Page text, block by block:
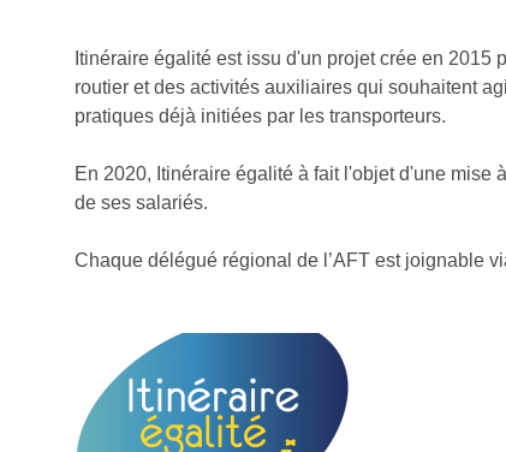
Itinéraire égalité est issu d'un projet crée en
routier et des activités auxiliaires qui souhaitent
pratiques déjà initiées par les transporteurs.
En 2020, Itinéraire égalité à fait l'objet d'une mise
de ses salariés.
Chaque délégué régional de l’AFT est joignable